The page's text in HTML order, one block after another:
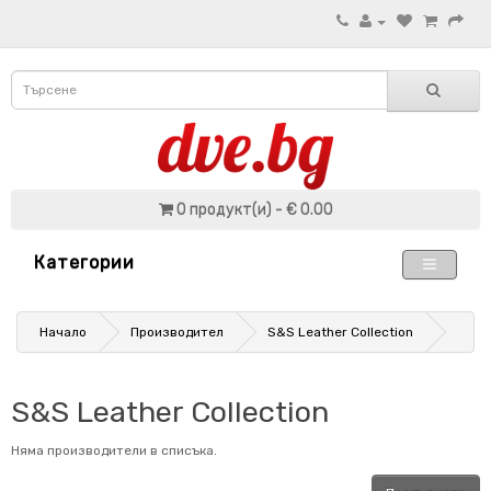
0 продукт(и) - € 0.00
Категории
Начало Производител S&S Leather Collection
S&S Leather Collection
Няма производители в списъка.